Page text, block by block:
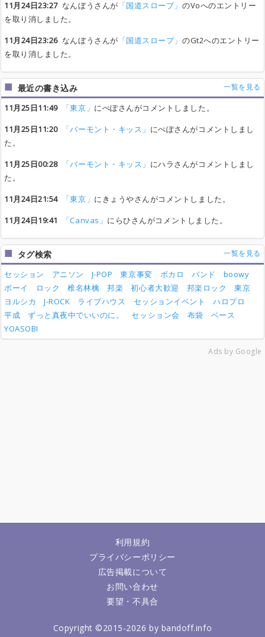
11月24日23:27なんぼうさんが 「国道スロープ」 のVoへのエントリー
を取り消しました。
11月24日23:26なんぼうさんが 「国道スロープ」 のGt2へのエントリー
を取り消しました。
最近の書き込み 一覧を見る
11月25日11:49 「東京」 にぺぽさんがコメントしました。
11月25日11:20
「バーモント・キッス」 にぺぽさんがコメントしまし
た。
11月25日00:28
「バーモント・キッス」 にハラさんがコメントしまし
た。
11月24日21:54
「東京」 にきょうやさんがコメントしました。
11月24日19:41
「Canvas」 にらひさんがコメントしました。
タグ検索 一覧を見る
セッション アニソン J-POP 東京事変 ボカロ バンド
boowy
ボーイ
ロック 椎名林檎 邦楽 初心者大歓迎 邦楽ロック
東京
ヨルシカ
J-ROCK ライブハウス セッションイベント
ハロプロ
平成
ずっと真夜中でいいのに。 セッション会 布袋
ベース
YOASOBI
Ads by Google
利用規約
プライバシーポリシー
広告掲載について
お問い合わせ
要望・不具合
Copyright ©2015-2026 by bandoff.info